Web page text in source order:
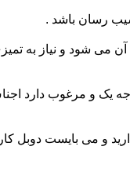
رسان باشد .
شود و نیاز به
یک و مرغوب دارد
و می بایست دوبل